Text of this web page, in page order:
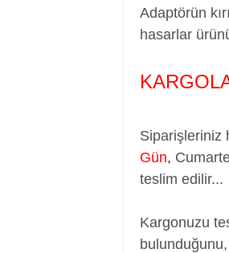
Adaptörün
hasarlar
Siparişleriniz
Gün,
teslim edilir...
Kargonuzu